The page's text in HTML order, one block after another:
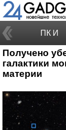
ПК И
Получено
галактики
материи